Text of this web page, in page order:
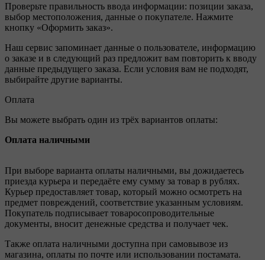
Проверьте правильность ввода информации: позиции заказа,
выбор местоположения, данные о покупателе. Нажмите
кнопку «Оформить заказ».
Наш сервис запоминает данные о пользователе, информацию
о заказе и в следующий раз предложит вам повторить к вводу
данные предыдущего заказа. Если условия вам не подходят,
выбирайте другие варианты.
Оплата
Вы можете выбрать один из трёх вариантов оплаты:
Оплата наличными
При выборе варианта оплаты наличными, вы дожидаетесь
приезда курьера и передаёте ему сумму за товар в рублях.
Курьер предоставляет товар, который можно осмотреть на
предмет повреждений, соответствие указанным условиям.
Покупатель подписывает товаросопроводительные
документы, вносит денежные средства и получает чек.
Также оплата наличными доступна при самовывозе из
магазина, оплаты по почте или использовании постамата.